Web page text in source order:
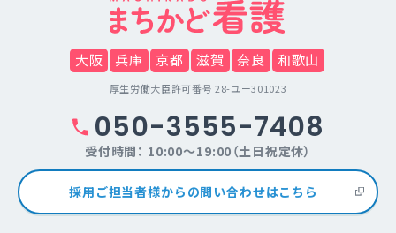
大阪 兵庫 京都 滋賀 奈良 和歌山
厚生労働大臣許可番号 28-ユー301023
050-3555-7408
受付時間： 10:00～19:00（土日祝定休）
採用ご担当者様からの問い合わせはこちら